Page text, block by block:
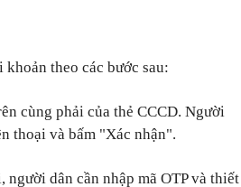
theo các bước sau:
cùng phải của thẻ CCCD. Người
thoại và bấm "Xác nhận".
người dân cần nhập mã OTP và thiết